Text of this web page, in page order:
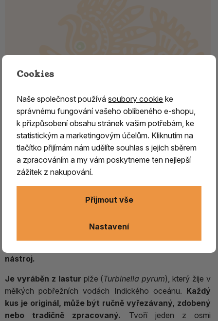
Rituální mušle - DUNGKHAR velký,
s rytými motivy, Šťastné symboly
Dungkhar –v sanskrtu nazývaný
který má kořeny v dávných magických a šamanských
nástroj.
Je vyráběn z lastur plže (Turbinella pyrum), který žije v
mělkých pobřežních vodách Indického oceánu. Každý
kus je originál, může být ručně vyřezávaný, zdobený
nebo tradičně zpracovaný. Tvoří jeden z osmi
Cookies
Naše společnost používásoubory cookie ke
správnému fungování vašeho oblíbeného e-shopu,
k přizpůsobení obsahu stránek vašim potřebám, ke
statistickým a marketingovým účelům. Kliknutím na
tlačítko přijímám nám udělíte souhlas s jejich sběrem
a zpracováním a my vám poskytneme ten nejlepší
zážitek z nakupování.
Nastavení
Přijmout vše